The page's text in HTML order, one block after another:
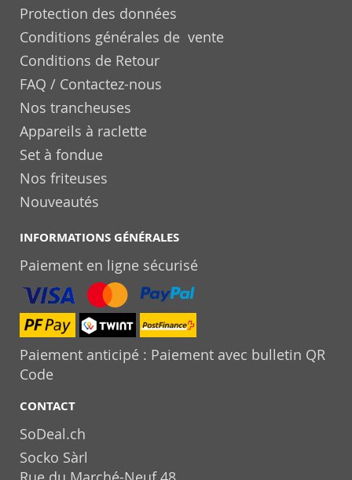
Protection des données
Conditions générales de vente
Conditions de Retour
FAQ / Contactez-nous
Nos trancheuses
Appareils à raclette
Set à fondue
Nos friteuses
Nouveautés
INFORMATIONS GÉNÉRALES
Paiement en ligne sécurisé
Paiement anticipé : Paiement avec bulletin QR
Code
CONTACT
SoDeal.ch
Socko Sàrl